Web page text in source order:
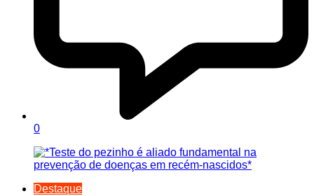
0
Destaque